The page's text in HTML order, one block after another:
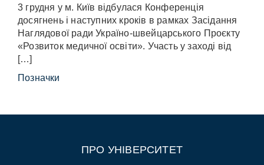
3 грудня у м. Київ відбулася Конференція
досягнень і наступних кроків в рамках Засідання
Наглядової ради Україно-швейцарського Проєкту
«Розвиток медичної освіти». Участь у заході від
[…]
Позначки
ПРО УНІВЕРСИТЕТ